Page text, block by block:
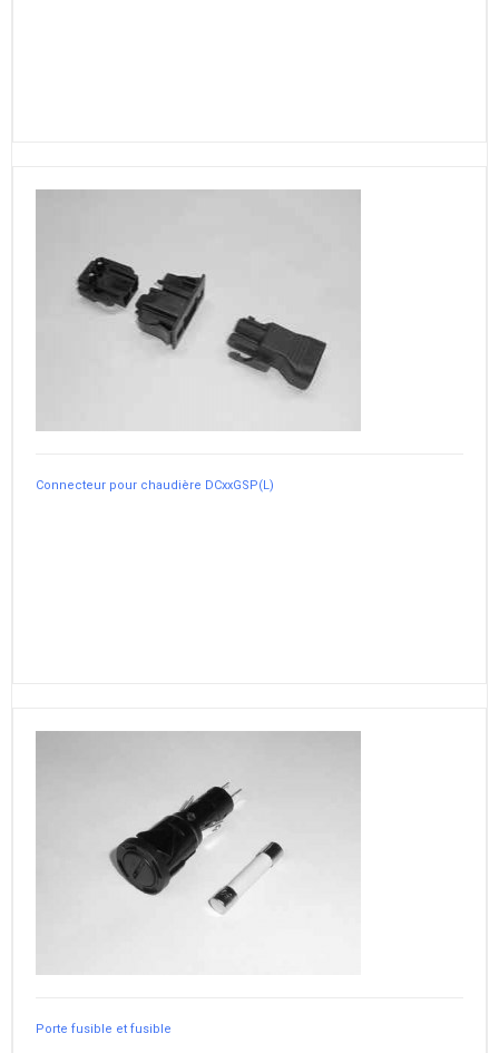
Connecteur pour chaudière DCxxGSP(L)
Porte fusible et fusible